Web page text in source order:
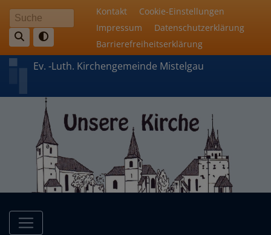
Direkt
zum
Inhalt
Suche Fußbereichsmenü
Kontakt
Cookie-Einstellungen
Impressum
Datenschutzerklärung
Barrierefreiheitserklärung
Ev. -Luth. Kirchengemeinde Mistelgau
Hauptnavigation